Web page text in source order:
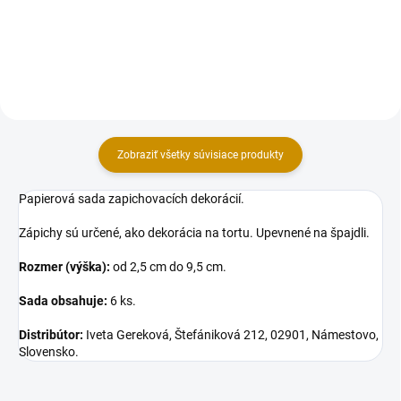
Zobraziť všetky súvisiace produkty
Papierová sada zapichovacích dekorácií.
Zápichy sú určené, ako dekorácia na tortu. Upevnené na špajdli.
Rozmer (výška): od 2,5 cm do 9,5 cm.
Sada obsahuje: 6 ks.
Distribútor: Iveta Gereková, Štefániková 212, 02901, Námestovo,
Slovensko.